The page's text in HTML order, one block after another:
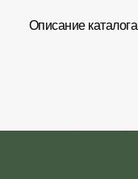
Описание каталога